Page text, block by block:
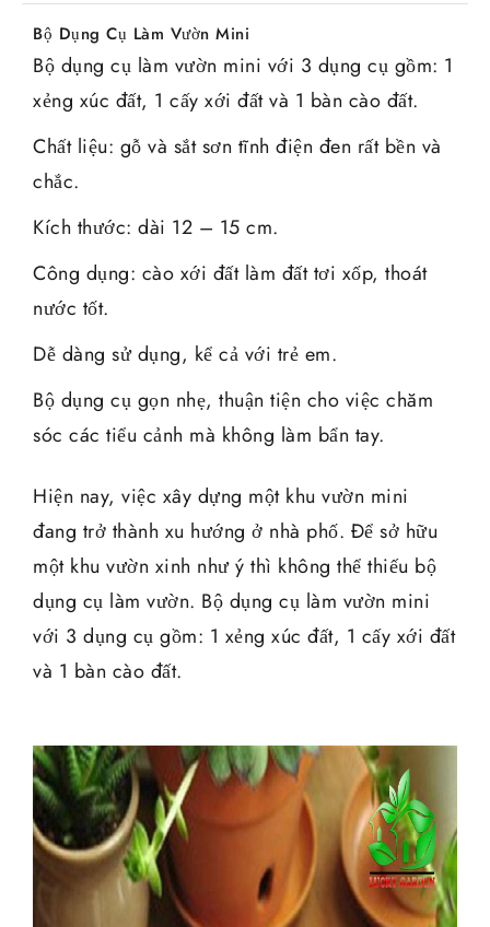
Bộ Dụng Cụ Làm Vườn Mini
Bộ dụng cụ làm vườn mini với 3 dụng cụ gồm: 1
xẻng xúc đất, 1 cấy xới đất và 1 bàn cào đất.
Chất liệu: gỗ và sắt sơn tĩnh điện đen rất bền và
chắc.
Kích thước: dài 12 – 15 cm.
Công dụng: cào xới đất làm đất tơi xốp, thoát
nước tốt.
Dễ dàng sử dụng, kể cả với trẻ em.
Bộ dụng cụ gọn nhẹ, thuận tiện cho việc chăm
sóc các tiểu cảnh mà không làm bẩn tay.
Hiện nay, việc xây dựng một khu vườn mini
đang trở thành xu hướng ở nhà phố. Để sở hữu
một khu vườn xinh như ý thì không thể thiếu bộ
dụng cụ làm vườn. Bộ dụng cụ làm vườn mini
với 3 dụng cụ gồm: 1 xẻng xúc đất, 1 cấy xới đất
và 1 bàn cào đất.